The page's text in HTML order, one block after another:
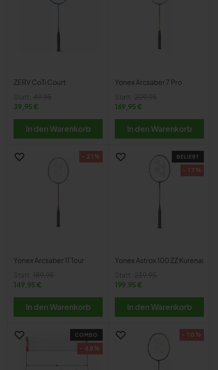
ZERV CoTi Court
Statt: 49,95
39,95 €
In den Warenkorb
Yonex Arcsaber 7 Pro
Statt: 209,95
169,95 €
In den Warenkorb
- 21%
Yonex Arcsaber 11 Tour
Statt: 189,95
149,95 €
In den Warenkorb
BELIEBT
- 17%
Yonex Astrox 100 ZZ Kurenai
Statt: 239,95
199,95 €
In den Warenkorb
COMBO
- 48%
- 10%